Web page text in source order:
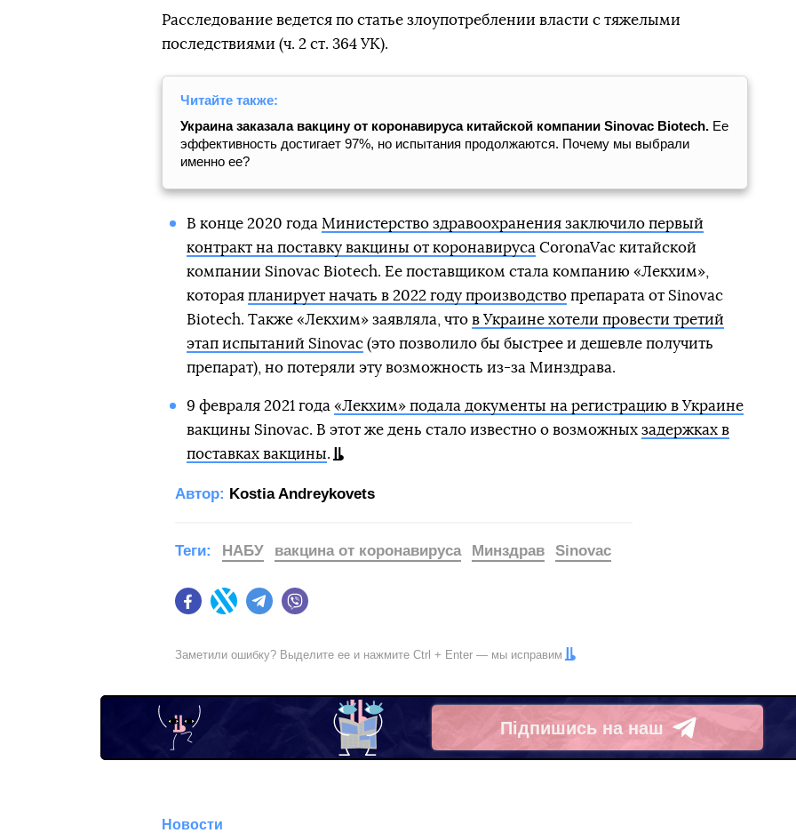
Расследование ведется по статье злоупотреблении власти с тяжелыми
последствиями (ч. 2 ст. 364 УК).
Читайте также:
Украина заказала вакцину от коронавируса китайской компании Sinovac Biotech. Ее
эффективность достигает 97%, но испытания продолжаются. Почему мы выбрали
именно ее?
В конце 2020 года Министерство здравоохранения заключило первый
контракт на поставку вакцины от коронавируса CoronaVac китайской
компании Sinovac Biotech. Ее поставщиком стала компанию «Лекхим»,
которая планирует начать в 2022 году производствопрепарата от Sinovac
Biotech. Также «Лекхим» заявляла, что в Украине хотели провести третий
этап испытаний Sinovac(это позволило бы быстрее и дешевле получить
препарат), но потеряли эту возможность из-за Минздрава.
9 февраля 2021 года «Лекхим» подала документы на регистрацию в Украине
вакцины Sinovac. В этот же день стало известно о возможных задержках в
поставках вакцины.
Автор: Kostia Andreykovets
FacebookTwitter Telegram
Теги: НАБУ вакцина от коронавируса Минздрав Sinovac
Заметили ошибку? Выделите ее и нажмите Ctrl + Enter — мы исправим
Підпишись на наш
Telegram
Новости